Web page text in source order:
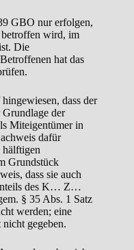
GBO nur erfolgen,
betroffen wird, im
Die
hat das
dass der
der
Miteigentümer in
dafür
hälftigen
Grundstück
dass sie auch
des K… Z…
§ 35 Abs. 1 Satz
werden; eine
gegeben.